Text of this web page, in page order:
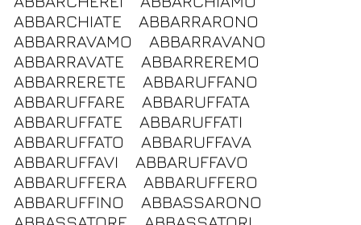
ABBARCHIATE
ABBARRARONO
ABBARRAVAMO
ABBARRAVANO
ABBARRAVATE
ABBARREREMO
ABBARRERETE
ABBARUFFANO
ABBARUFFARE
ABBARUFFATA
ABBARUFFATE
ABBARUFFATI
ABBARUFFATO
ABBARUFFAVA
ABBARUFFAVI
ABBARUFFAVO
ABBARUFFERA
ABBARUFFERO
ABBARUFFINO
ABBASSARONO